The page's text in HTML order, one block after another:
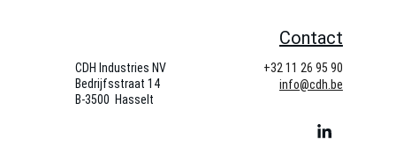
Contact
CDH Industries NV
Bedrijfsstraat 14
B-3500  Hasselt
+32 11 26 95 90
info@cdh.be